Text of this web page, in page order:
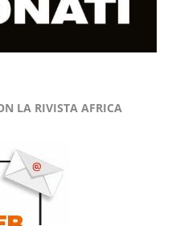
LA RIVISTA AFRICA